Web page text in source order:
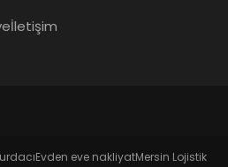
İletişim
Evden eve nakliyatMersin Lojistik